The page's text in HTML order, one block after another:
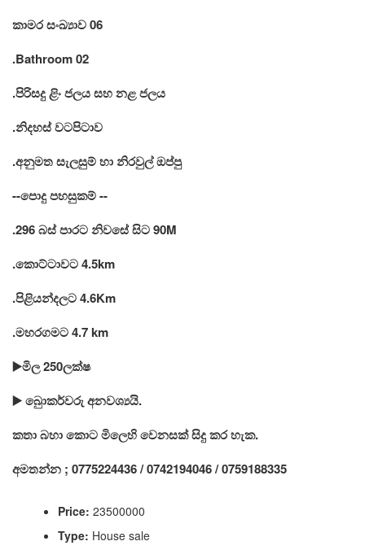
කාමර සංඛ්‍යාව 06
.Bathroom 02
.පිරිසදු ළිං ජලය සහ නළ ජලය
.නිදහස් වටපිටාව
.අනුමත සැලසුම් හා නිරවුල් ඔප්පු
--පොදු පහසුකම් --
.296 බස් පාරට නිවසේ සිට 90M
.කොට්ටාවට 4.5km
.පිළියන්දලට 4.6Km
.මහරගමට 4.7 km
▶️මිල 250ලක්ෂ
▶️ බෙුාකර්වරු අනවශ්‍යයි.
කතා බහා කොට මිලෙහි වෙනසක් සිදු කර හැක.
අමතන්න ; 0775224436 / 0742194046 / 0759188335
Price: 23500000
Type: House sale